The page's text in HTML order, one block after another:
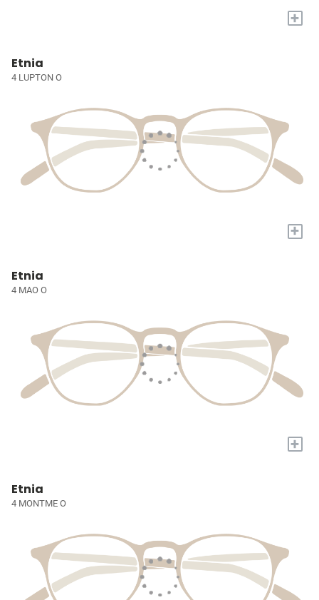
+
Etnia
4 LUPTON O
+
Etnia
4 MAO O
+
Etnia
4 MONTME O